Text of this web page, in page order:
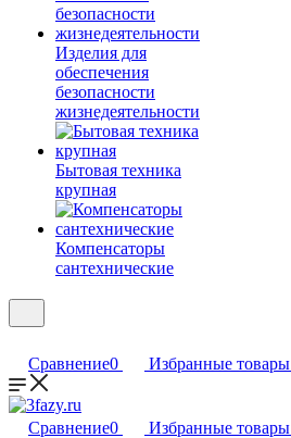
Изделия для
обеспечения
безопасности
жизнедеятельности
Бытовая техника
крупная
Компенсаторы
сантехнические
Сравнение0 Избранные товары
Сравнение0 Избранные товары